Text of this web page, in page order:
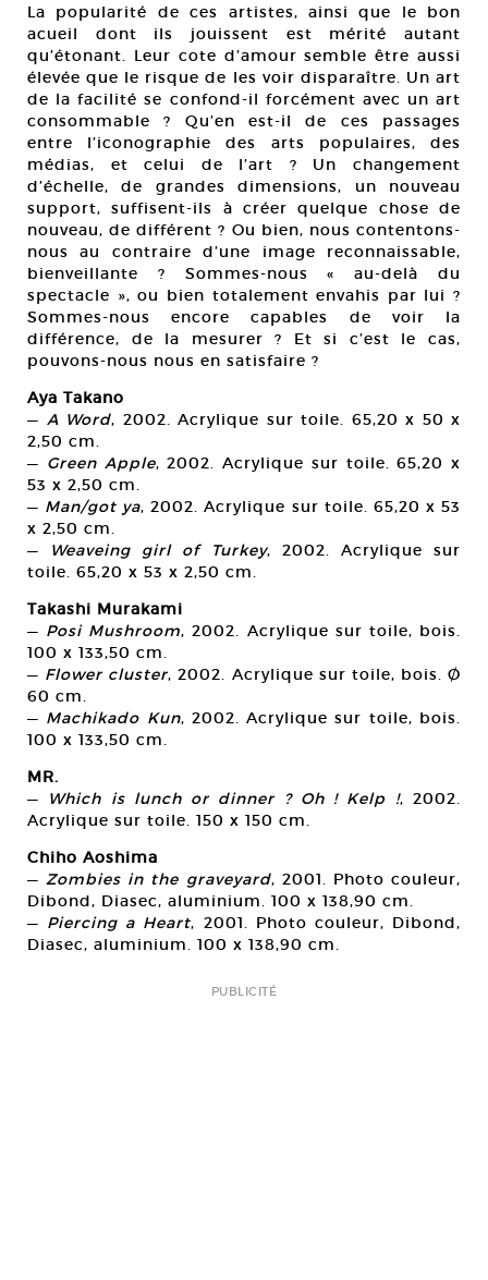
La popularité de ces artistes, ainsi que le bon
acueil dont ils jouissent est mérité autant
qu’étonant. Leur cote d’amour semble être aussi
élevée que le risque de les voir disparaître. Un art
de la facilité se confond-il forcément avec un art
consommable ? Qu’en est-il de ces passages
entre l’iconographie des arts populaires, des
médias, et celui de l’art ? Un changement
d’échelle, de grandes dimensions, un nouveau
support, suffisent-ils à créer quelque chose de
nouveau, de différent ? Ou bien, nous contentons-
nous au contraire d’une image reconnaissable,
bienveillante ? Sommes-nous « au-delà du
spectacle », ou bien totalement envahis par lui ?
Sommes-nous encore capables de voir la
différence, de la mesurer ? Et si c’est le cas,
pouvons-nous nous en satisfaire ?
Aya Takano
— A Word, 2002. Acrylique sur toile. 65,20 x 50 x
2,50 cm.
— Green Apple, 2002. Acrylique sur toile. 65,20 x
53 x 2,50 cm.
— Man/got ya, 2002. Acrylique sur toile. 65,20 x 53
x 2,50 cm.
—
Weaveing girl of Turkey, 2002. Acrylique sur
toile. 65,20 x 53 x 2,50 cm.
Takashi Murakami
— Posi Mushroom, 2002. Acrylique sur toile, bois.
100 x 133,50 cm.
— Flower cluster, 2002. Acrylique sur toile, bois. Ø
60 cm.
— Machikado Kun, 2002. Acrylique sur toile, bois.
100 x 133,50 cm.
MR.
— Which is lunch or dinner ? Oh ! Kelp !, 2002.
Acrylique sur toile. 150 x 150 cm.
Chiho Aoshima
—Zombies in the graveyard, 2001. Photo couleur,
Dibond, Diasec, aluminium. 100 x 138,90 cm.
— Piercing a Heart, 2001. Photo couleur, Dibond,
Diasec, aluminium. 100 x 138,90 cm.
PUBLICITÉ